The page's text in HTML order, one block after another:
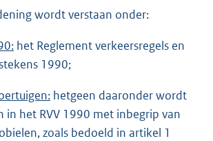
wordt verstaan onder:
het Reglement verkeersregels en
1990;
hetgeen daaronder wordt
in het RVV 1990 met inbegrip van
zoals bedoeld in artikel 1